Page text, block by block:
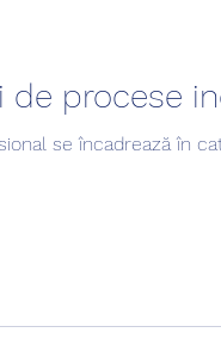
de procese
se încadrează în